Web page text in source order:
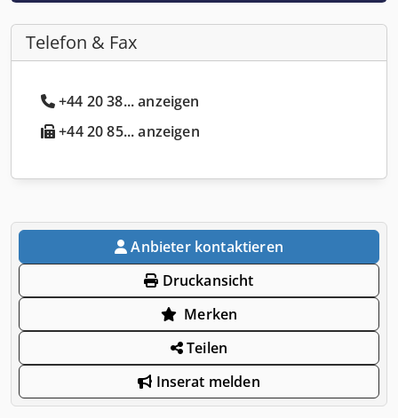
Telefon & Fax
+44 20 38... anzeigen
+44 20 85... anzeigen
Anbieter kontaktieren
Druckansicht
Merken
Teilen
Inserat melden